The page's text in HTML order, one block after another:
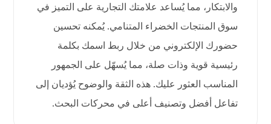
والابتكار، مما يُساعد علامتك التجارية على التميز في
سوق المنتجات الخضراء المتنامي. يُمكنه تحسين
حضورك الإلكتروني من خلال ربط اسمك بكلمة
رئيسية قوية وذات صلة، مما يُسهّل على الجمهور
المناسب العثور عليك. هذه الثقة والوضوح يُؤديان إلى
تفاعل أفضل وتصنيف أعلى في محركات البحث.